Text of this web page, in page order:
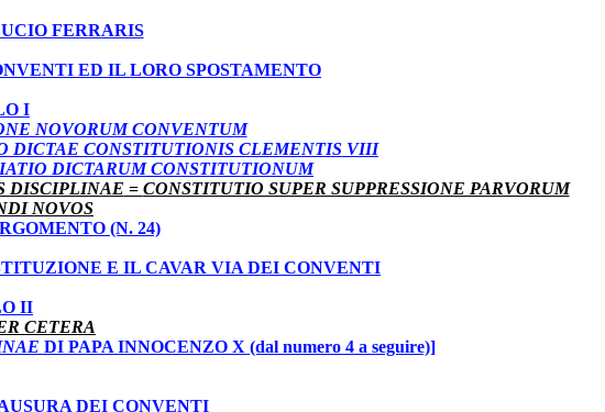
FERRARIS
ED IL LORO SPOSTAMENTO
I
NOVORUM CONVENTUM
DICTAE CONSTITUTIONIS CLEMENTIS VIII
DICTARUM CONSTITUTIONUM
DISCIPLINAE = CONSTITUTIO SUPER SUPPRESSIONE PARVORUM
NOVOS
(N. 24)
E IL CAVAR VIA DEI CONVENTI
II
CETERA
DI PAPA INNOCENZO X (dal numero 4 a seguire)]
DEI CONVENTI